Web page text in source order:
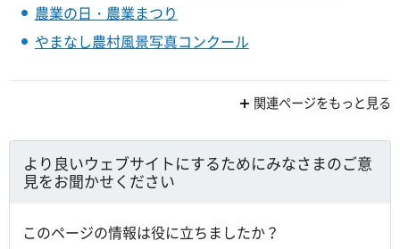
農業の日・農業まつり
やまなし農村風景写真コンクール
関連ページをもっと見る
より良いウェブサイトにするためにみなさまのご意
見をお聞かせください
このページの情報は役に立ちましたか？